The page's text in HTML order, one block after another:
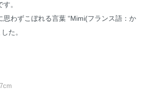
。
思わずこぼれる言葉 “Mimi(フランス語：か
た。